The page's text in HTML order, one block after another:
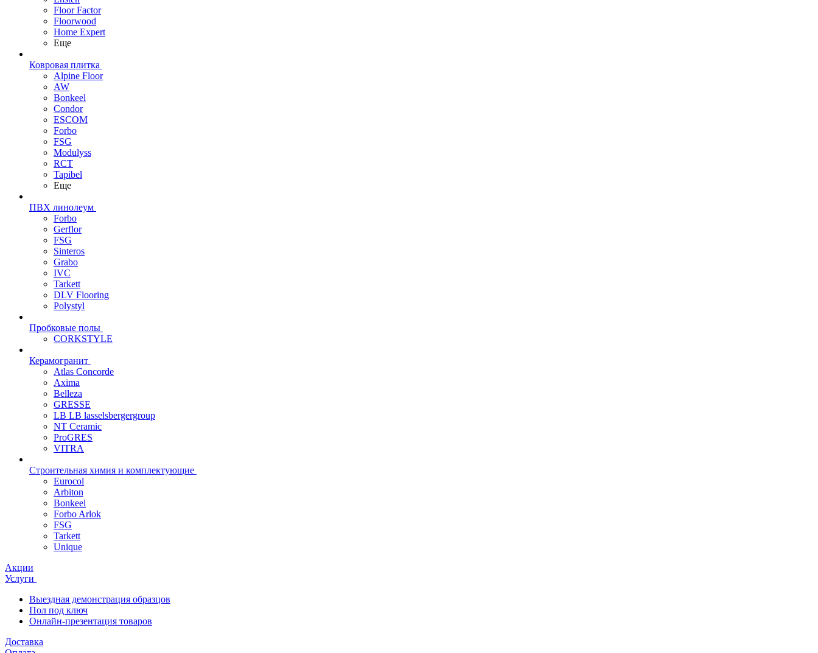
Floor Factor
Floorwood
Home Expert
Еще
Ковровая плитка
Alpine Floor
AW
Bonkeel
Condor
ESCOM
Forbo
FSG
Modulyss
RCT
Tapibel
Еще
ПВХ линолеум
Forbo
Gerflor
FSG
Sinteros
Grabo
IVC
Tarkett
DLV Flooring
Polystyl
Пробковые полы
CORKSTYLE
Керамогранит
Atlas Concorde
Axima
Belleza
GRESSE
LB LB lasselsbergergroup
NT Ceramic
ProGRES
VITRA
Строительная химия и комплектующие
Eurocol
Arbiton
Bonkeel
Forbo Arlok
FSG
Tarkett
Unique
Акции
Услуги
Выездная демонстрация образцов
Пол под ключ
Онлайн-презентация товаров
Доставка